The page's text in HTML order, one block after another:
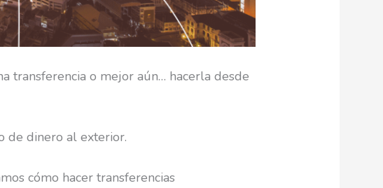
transferencia o mejor aún… hacerla desde
de dinero al exterior.
cómo hacer transferencias